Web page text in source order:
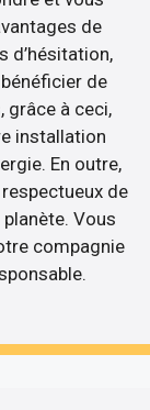
de
d’hésitation,
de
grâce à ceci,
installation
En outre,
de
Vous
compagnie